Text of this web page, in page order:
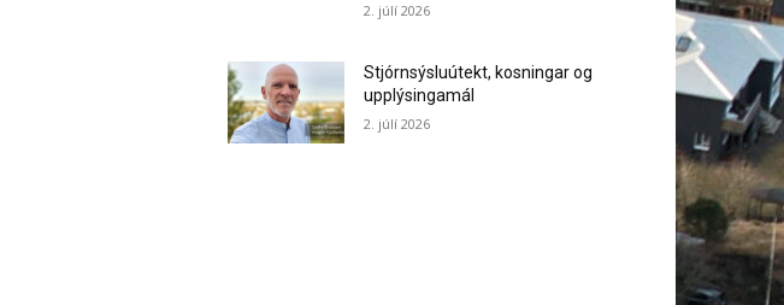
2. júlí 2026
Stjórnsýsluútekt, kosningar og
upplýsingamál
2. júlí 2026